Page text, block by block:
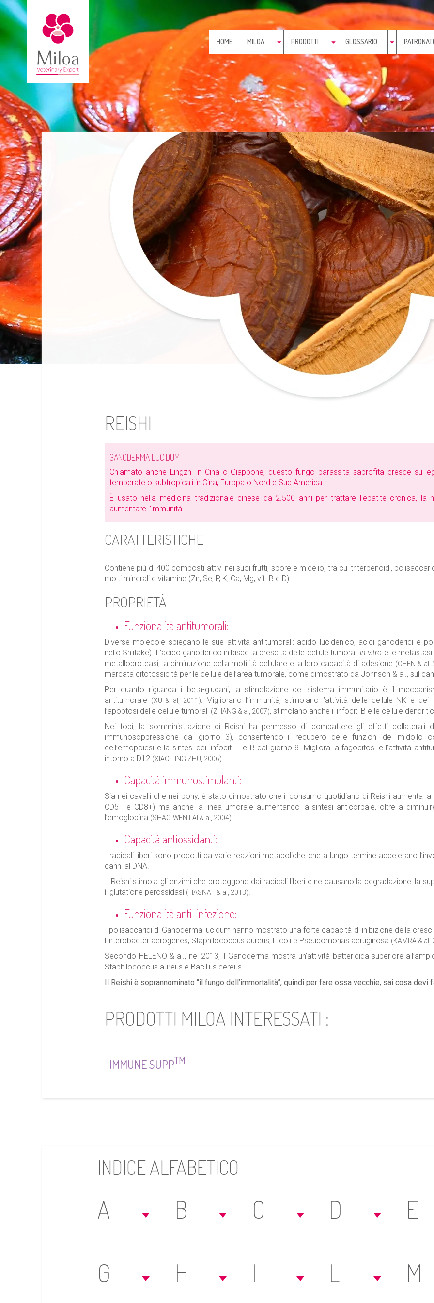
HOME MILOA PRODOTTI GLOSSARIO
REISHI
GANODERMA LUCIDUM
Chiamato anche Lingzhi in Cina o Giappone, questo fungo parassita saprofita cresce su
temperate o subtropicali in Cina, Europa o Nord e Sud America.
È usato nella medicina tradizionale cinese da 2.500 anni per trattare l'epatite cronica, la
aumentare l'immunità.
CARATTERISTICHE
Contiene più di 400 composti attivi nei suoi frutti, spore e micelio, tra cui triterpenoidi,
molti minerali e vitamine (Zn, Se, P, K, Ca, Mg, vit. B e D).
PROPRIETÀ
Funzionalità antitumorali:
Diverse molecole spiegano le sue attività antitumorali: acido lucidenico, acidi ganoderici e
nello Shiitake). L’acido ganoderico inibisce la crescita delle cellule tumoraliin vitro e le metastasi
metalloproteasi, la diminuzione della motilità cellulare e la loro capacità di adesione (CHEN & al,
marcata citotossicità per le cellule dell’area tumorale, come dimostrato da Johnson & al., sul
Per quanto riguarda i beta-glucani, la stimolazione del sistema immunitario è il
antitumorale
(XU & al, 2011)
. Migliorano l’immunità, stimolano l’attività delle cellule NK e
l’apoptosi delle cellule tumorali (ZHANG & al, 2007), stimolano anche i linfociti B e le cellule
Nei topi, la somministrazione di Reishi ha permesso di combattere gli effetti collaterali
immunosoppressione dal giorno 3), consentendo il recupero delle funzioni del midollo
dell’emopoiesi e la sintesi dei linfociti T e B dal giorno 8. Migliora la fagocitosi e l’attività
intorno a D12 (XIAO-LING ZHU, 2006)
Capacità immunostimolanti:
Sia nei cavalli che nei pony, è stato dimostrato che il consumo quotidiano di Reishi aumenta la
CD5+ e CD8+) ma anche la linea umorale aumentando la sintesi anticorpale, oltre a
l’emoglobina (SHAO-WEN LAI & al, 2004)
Capacità antiossidanti:
I radicali liberi sono prodotti da varie reazioni metaboliche che a lungo termine accelerano
danni al DNA.
Il Reishi stimola gli enzimi che proteggono dai radicali liberi e ne causano la degradazione: la
il glutatione perossidasi (HASNAT & al, 2013)
Funzionalità anti-infezione:
I polisaccaridi di Ganoderma lucidum hanno mostrato una forte capacità di inibizione della
Enterobacter aerogenes, Staphilococcus aureus, E.coli e Pseudomonas aeruginosa (KAMRA & al,
Secondo HELENO & al., nel 2013, il Ganoderma mostra un’attività battericida superiore
Staphilococcus aureus e Bacillus cereus.
Il Reishi è soprannominato “il fungo dell’immortalità”, quindi per fare ossa vecchie, sai cosa devi
PRODOTTI MILOA INTERESSATI :
IMMUNE SUPPTM
INDICE ALFABETICO
A B C D E
G H I L M